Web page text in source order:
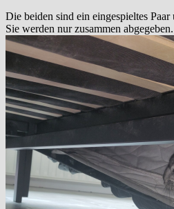
Die beiden sind ein eingespieltes
Sie werden nur zusammen abgegeben.